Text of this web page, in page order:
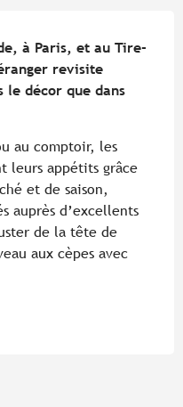
à Paris, et au Tire-
revisite
le décor que dans
au comptoir, les
leurs appétits grâce
et de saison,
auprès d’excellents
de la tête de
aux cèpes avec